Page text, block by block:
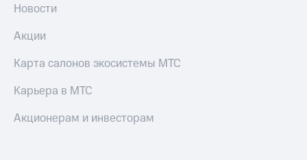
Новости
Акции
Карта салонов экосистемы МТС
Карьера в МТС
Акционерам и инвесторам